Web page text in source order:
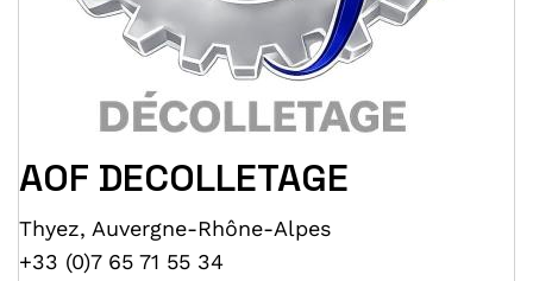
AOF DECOLLETAGE
Thyez, Auvergne-Rhône-Alpes
+33 (0)7 65 71 55 34